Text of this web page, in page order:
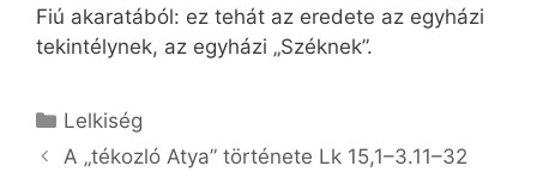
Fiú akaratából: ez tehát az eredete az egyházi
tekintélynek, az egyházi „Széknek”.
Kategória
Lelkiség
A „tékozló Atya” története Lk 15,1–3.11–32